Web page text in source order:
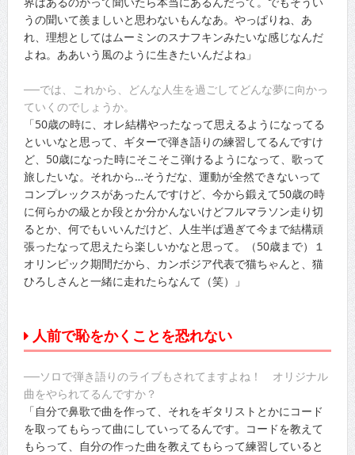
うの聞いて羨ましいと思わないもんなあ。やっぱりね、あ
れ、理想としてはムーミンのスナフキンみたいな感じなんだ
よね。ああいう風のように生きたいんだよね」
──では、これから、どんな人生を過ごしてどんな夢に向かっ
ていくのでしょうか。
「50歳の時に、オレ結構やったなって思えるようになってる
といいなと思って、ギターで弾き語りの練習してるんですけ
ど、50歳になった時にそこそこ弾けるようになって、歌って
旅したいな。それから…そうだな、運動が全然できないって
コンプレックスがあったんですけど、今から鍛えて50歳の時
に何らかの級とか段とか分かんないけどフルマラソン走り切
るとか、何でもいいんだけど、人生半ば過ぎて今まで結構頑
張ったなって思えたら楽しいかなと思って。（50歳まで）１
オリンピック期間だから、カンボジア代表で猫ちゃんと、猫
ひろしさんと一緒に走れたらなんて（笑）」
人前で恥をかくことを恐れない
──ソロで弾き語りのライブもされてますよね！ オリジナル
曲をやられてるんですか？
「自分で鼻歌で曲を作って、それをギタリストとかにコード
を取ってもらって曲にしていってるんです。コードを教えて
もらって、自分の作った曲を教えてもらって練習していると